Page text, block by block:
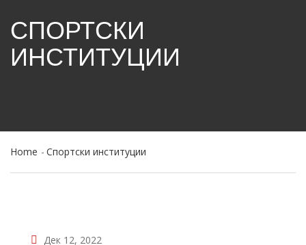
СПОРТСКИ
ИНСТИТУЦИИ
Home Спортски институции
Дек 12, 2022